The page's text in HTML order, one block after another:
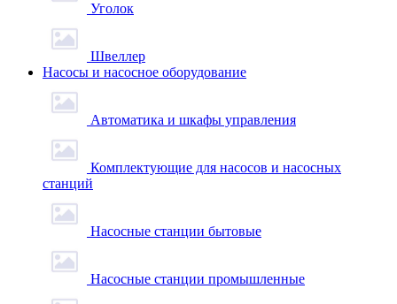
Уголок
Швеллер
Насосы и насосное оборудование
Автоматика и шкафы управления
Комплектующие для насосов и насосных
станций
Насосные станции бытовые
Насосные станции промышленные